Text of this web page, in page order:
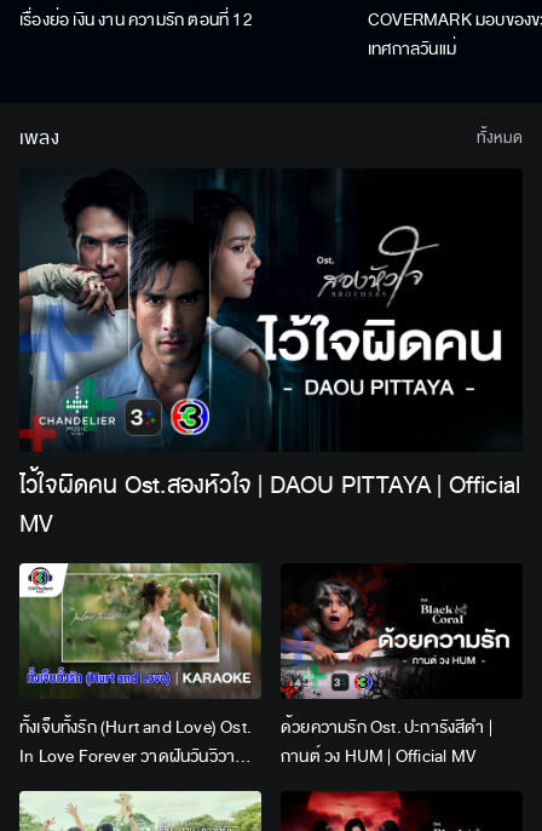
เรื่องย่อ เงิน งาน ความรัก ตอนที่ 12
COVERMARK มอบขอ
เทศกาลวันแม่
เพลง
ไว้ใจผิดคน Ost.สองหัวใจ | DAOU PITTAYA | Official
MV
ทั้งเจ็บทั้งรัก (Hurt and Love) Ost.
In Love Forever วาดฝันวันวิวาห์ |
Lingling Kwong x Orm
Kornnaphat | Official Karaoke
ด้วยความรัก Ost. ปะการังสีดำ |
กานต์ วง HUM | Official MV
ทั้งหมด